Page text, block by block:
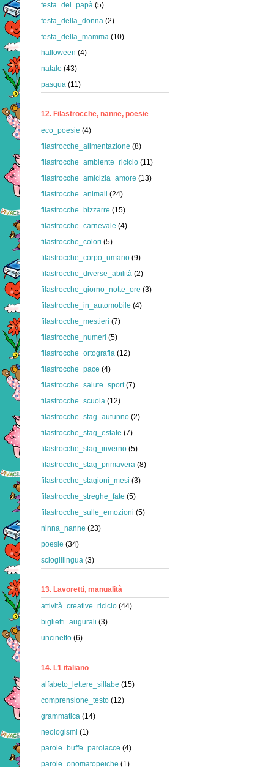
festa_del_papà (5)
festa_della_donna (2)
festa_della_mamma (10)
halloween (4)
natale (43)
pasqua (11)
12. Filastrocche, nanne, poesie
eco_poesie (4)
filastrocche_alimentazione (8)
filastrocche_ambiente_riciclo (11)
filastrocche_amicizia_amore (13)
filastrocche_animali (24)
filastrocche_bizzarre (15)
filastrocche_carnevale (4)
filastrocche_colori (5)
filastrocche_corpo_umano (9)
filastrocche_diverse_abilità (2)
filastrocche_giorno_notte_ore (3)
filastrocche_in_automobile (4)
filastrocche_mestieri (7)
filastrocche_numeri (5)
filastrocche_ortografia (12)
filastrocche_pace (4)
filastrocche_salute_sport (7)
filastrocche_scuola (12)
filastrocche_stag_autunno (2)
filastrocche_stag_estate (7)
filastrocche_stag_inverno (5)
filastrocche_stag_primavera (8)
filastrocche_stagioni_mesi (3)
filastrocche_streghe_fate (5)
filastrocche_sulle_emozioni (5)
ninna_nanne (23)
poesie (34)
scioglilingua (3)
13. Lavoretti, manualità
attività_creative_riciclo (44)
biglietti_augurali (3)
uncinetto (6)
14. L1 italiano
alfabeto_lettere_sillabe (15)
comprensione_testo (12)
grammatica (14)
neologismi (1)
parole_buffe_parolacce (4)
parole_onomatopeiche (1)